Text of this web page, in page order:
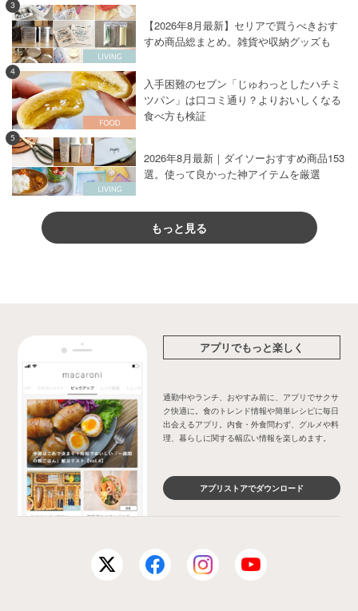
3
【2026年8月最新】セリアで買うべきおす
すめ商品総まとめ。雑貨や収納グッズも
4
入手困難のセブン「じゅわっとしたハチミ
ツパン」は口コミ通り？よりおいしくなる
食べ方も検証
5
2026年8月最新｜ダイソーおすすめ商品153
選。使って良かった神アイテムを厳選
もっと見る
アプリでもっと楽しく
通勤中やランチ、おやすみ前に、アプリでサクサ
ク快適に。食のトレンド情報や簡単レシピに毎日
出会えるアプリ。内食・外食問わず、グルメや料
理、暮らしに関する幅広い情報を楽しめます。
アプリストアでダウンロード